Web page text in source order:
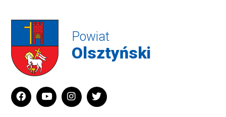
Powiat
Olsztyński